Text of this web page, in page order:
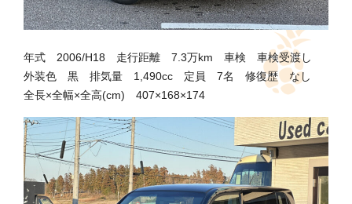
年式 2006/H18 走行距離 7.3万km 車検 車検受渡し
外装色 黒 排気量 1,490cc 定員 7名 修復歴 なし
全長×全幅×全高(cm) 407×168×174